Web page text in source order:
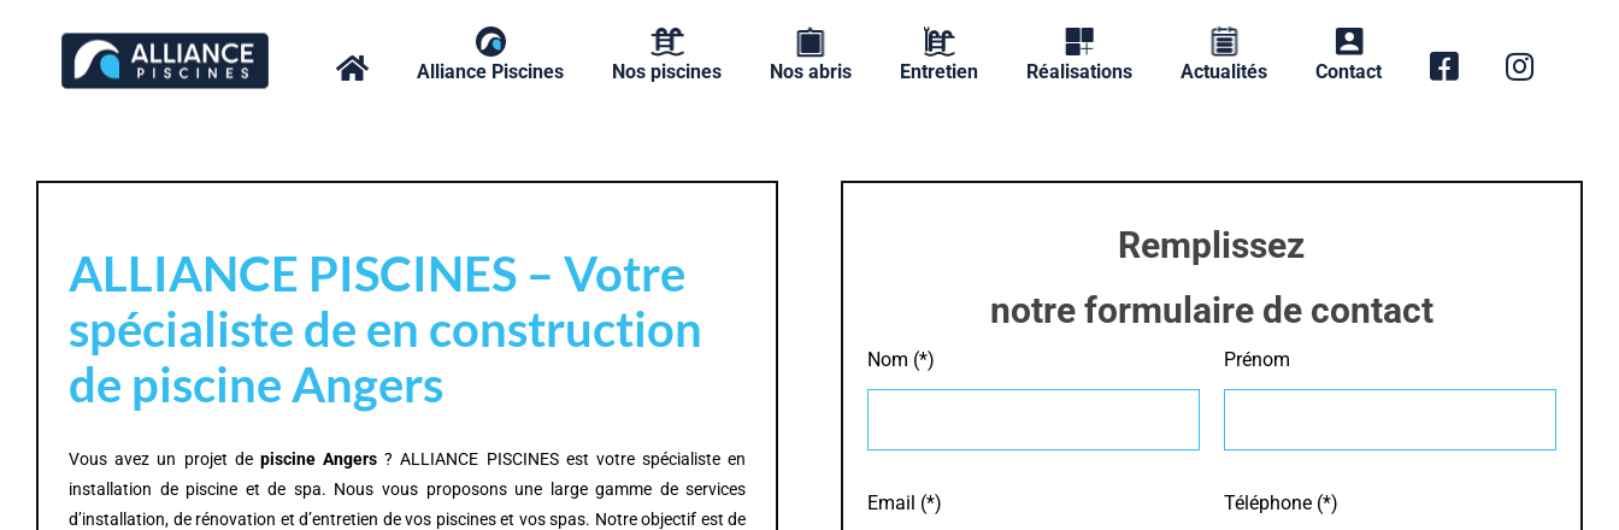
contenu
Alliance Piscines Nos piscines Nos abris Entretien Réalisations Actualités Contact
ALLIANCE PISCINES – Votre
spécialiste de en construction
de piscine Angers
Vous avez un projet de piscine Angers? ALLIANCE PISCINES est votre spécialiste en
installation de piscine et de spa. Nous vous proposons une large gamme de services
d’installation, de rénovation et d’entretien de vos piscines et vos spas. Notre objectif est de
Remplissez
notre formulaire de contact
Nom (*) Prénom
Email (*) Téléphone (*)